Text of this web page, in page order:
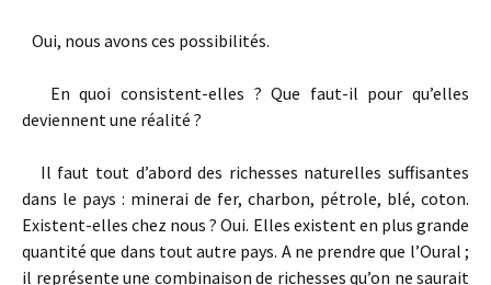
Oui, nous avons ces possibilités.
En quoi consistent-­elles ? Que faut-­il pour qu’elles
deviennent une réalité ?
Il faut tout d’abord des richesses naturelles suffisantes
dans le pays : minerai de fer, charbon, pétrole, blé, coton.
Existent-­elles chez nous ? Oui. Elles existent en plus grande
quantité que dans tout autre pays. A ne prendre que l’Oural ;
il représente une combinaison de richesses qu’on ne saurait